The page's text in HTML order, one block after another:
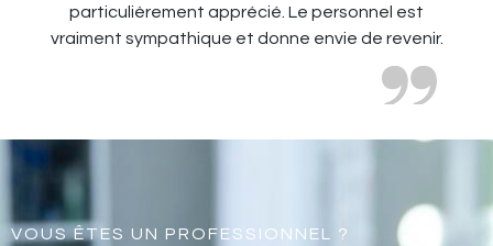
particulièrement apprécié. Le personnel est
vraiment sympathique et donne envie de revenir.
VOUS ÊTES UN PROFESSIONNEL ?